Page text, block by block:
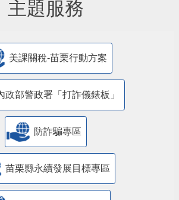
美課關稅-苗栗行動方案
內政部警政署「打詐儀錶板」
防詐騙專區
苗栗縣永續發展目標專區